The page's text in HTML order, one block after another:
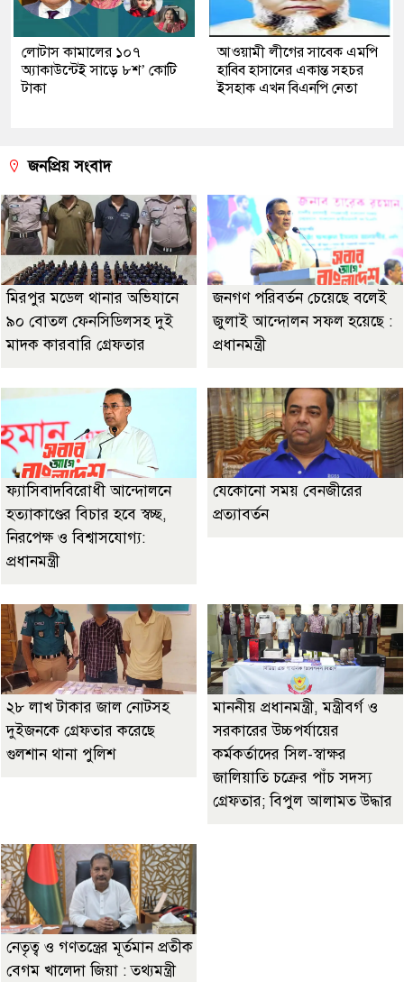
লোটাস কামালের ১০৭
অ্যাকাউন্টেই সাড়ে ৮শ’ কোটি
টাকা
আওয়ামী লীগের সাবেক এমপি
হাবিব হাসানের একান্ত সহচর
ইসহাক এখন বিএনপি নেতা
জনপ্রিয় সংবাদ
মিরপুর মডেল থানার অভিযানে
৯০ বোতল ফেনসিডিলসহ দুই
মাদক কারবারি গ্রেফতার
জনগণ পরিবর্তন চেয়েছে বলেই
জুলাই আন্দোলন সফল হয়েছে :
প্রধানমন্ত্রী
ফ্যাসিবাদবিরোধী আন্দোলনে
হত্যাকাণ্ডের বিচার হবে স্বচ্ছ,
নিরপেক্ষ ও বিশ্বাসযোগ্য:
প্রধানমন্ত্রী
যেকোনো সময় বেনজীরের
প্রত্যাবর্তন
২৮ লাখ টাকার জাল নোটসহ
দুইজনকে গ্রেফতার করেছে
গুলশান থানা পুলিশ
মাননীয় প্রধানমন্ত্রী, মন্ত্রীবর্গ ও
সরকারের উচ্চপর্যায়ের
কর্মকর্তাদের সিল-স্বাক্ষর
জালিয়াতি চক্রের পাঁচ সদস্য
গ্রেফতার; বিপুল আলামত উদ্ধার
নেতৃত্ব ও গণতন্ত্রের মূর্তমান প্রতীক
বেগম খালেদা জিয়া : তথ্যমন্ত্রী